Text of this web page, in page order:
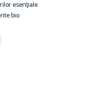
esențiale
bio